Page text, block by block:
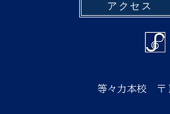
アクセス
等々力本校